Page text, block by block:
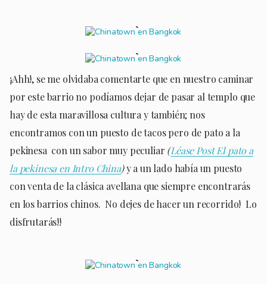
¡Ahh!, se me olvidaba comentarte que en nuestro caminar
por este barrio no podíamos dejar de pasar al templo que
hay de esta maravillosa cultura y también; nos
encontramos con un puesto de tacos pero de pato a la
pekinesa con un sabor muy peculiar (Léase Post El pato a
la pekinesa en Intro China)y a un lado había un puesto
con venta de la clásica avellana que siempre encontrarás
en los barrios chinos. No dejes de hacer un recorrido! Lo
disfrutarás!!